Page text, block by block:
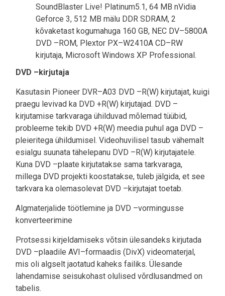
SoundBlaster Live! Platinum5.1, 64 MB nVidia
Geforce 3, 512 MB mälu DDR SDRAM, 2
kõvaketast kogumahuga 160 GB, NEC DV–5800A
DVD –ROM, Plextor PX–W2410A CD–RW
kirjutaja, Microsoft Windows XP Professional.
DVD –kirjutaja
Kasutasin Pioneer DVR–A03 DVD –R(W) kirjutajat, kuigi
praegu levivad ka DVD +R(W) kirjutajad. DVD –
kirjutamise tarkvaraga ühilduvad mõlemad tüübid,
probleeme tekib DVD +R(W) meedia puhul aga DVD –
pleieritega ühildumisel. Videohuvilisel tasub vähemalt
esialgu suunata tähelepanu DVD –R(W) kirjutajatele.
Kuna DVD –plaate kirjutatakse sama tarkvaraga,
millega DVD projekti koostatakse, tuleb jälgida, et see
tarkvara ka olemasolevat DVD –kirjutajat toetab.
Algmaterjalide töötlemine ja DVD –vormingusse
konverteerimine
Protsessi kirjeldamiseks võtsin ülesandeks kirjutada
DVD –plaadile AVI–formaadis (DivX) videomaterjal,
mis oli algselt jaotatud kaheks failiks. Ülesande
lahendamise seisukohast olulised võrdlusandmed on
tabelis.